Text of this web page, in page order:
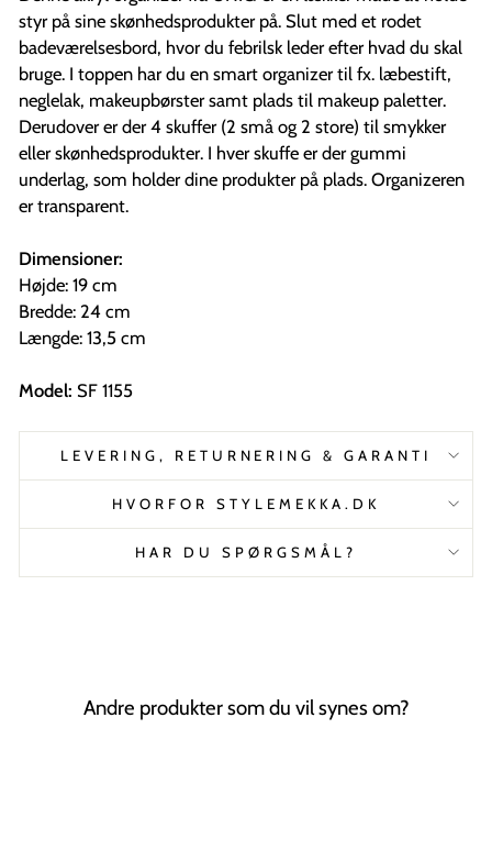
styr på sine skønhedsprodukter på. Slut med et rodet
badeværelsesbord, hvor du febrilsk leder efter hvad du skal
bruge. I toppen har du en smart organizer til fx. læbestift,
neglelak, makeupbørster samt plads til makeup paletter.
Derudover er der 4 skuffer (2 små og 2 store) til smykker
eller skønhedsprodukter. I hver skuffe er der gummi
underlag, som holder dine produkter på plads. Organizeren
er transparent.
Dimensioner:
Højde: 19 cm
Bredde: 24 cm
Længde: 13,5 cm
Model: SF 1155
LEVERING, RETURNERING & GARANTI
HVORFOR STYLEMEKKA.DK
HAR DU SPØRGSMÅL?
Andre produkter som du vil synes om?